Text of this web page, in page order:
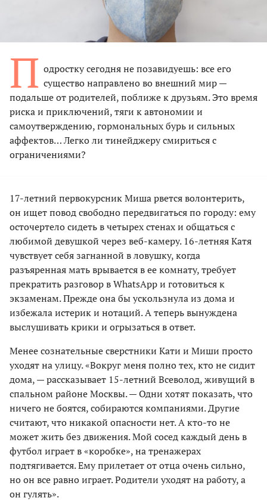
П одростку сегодня не позавидуешь: все его
существо направлено во внешний мир —
подальше от родителей, поближе к друзьям. Это время
риска и приключений, тяги к автономии и
самоутверждению, гормональных бурь и сильных
аффектов… Легко ли тинейджеру смириться с
ограничениями?
17-летний первокурсник Миша рвется волонтерить,
он ищет повод свободно передвигаться по городу: ему
осточертело сидеть в четырех стенах и общаться с
любимой девушкой через веб-камеру. 16-летняя Катя
чувствует себя загнанной в ловушку, когда
разъяренная мать врывается в ее комнату, требует
прекратить разговор в WhatsApp и готовиться к
экзаменам. Прежде она бы ускользнула из дома и
избежала истерик и нотаций. А теперь вынуждена
выслушивать крики и огрызаться в ответ.
Менее сознательные сверстники Кати и Миши просто
уходят на улицу. «Вокруг меня полно тех, кто не сидит
дома, — рассказывает 15-летний Всеволод, живущий в
спальном районе Москвы. — Одни хотят показать, что
ничего не боятся, собираются компаниями. Другие
считают, что никакой опасности нет. А кто-то не
может жить без движения. Мой сосед каждый день в
футбол играет в «коробке», на тренажерах
подтягивается. Ему прилетает от отца очень сильно,
но он все равно играет. Родители уходят на работу, а
он гулять».